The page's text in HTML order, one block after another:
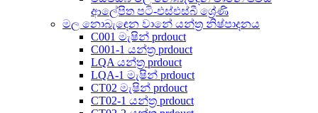
ආලේපිත පටි-එස්එස්බී ශ්‍රේණි
මල නොබැඳෙන වානේ යන්ත්‍ර නිෂ්පාදනය
C001 මැෂින් prdouct
C001-1 යන්ත්‍ර prdouct
LQA යන්ත්‍ර prdouct
LQA-1 මැෂින් prdouct
CT02 මැෂින් prdouct
CT02-1 යන්ත්‍ර prdouct